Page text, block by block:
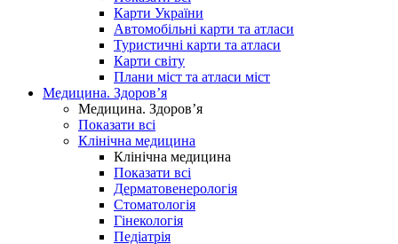
Карти України
Автомобільні карти та атласи
Туристичні карти та атласи
Карти світу
Плани міст та атласи міст
Медицина. Здоров’я
Медицина. Здоров’я
Показати всі
Клінічна медицина
Клінічна медицина
Показати всі
Дерматовенерологія
Стоматологія
Гінекологія
Педіатрія